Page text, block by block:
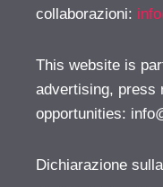
collaborazioni:
This website is
advertising, press
opportunities:
Dichiarazione